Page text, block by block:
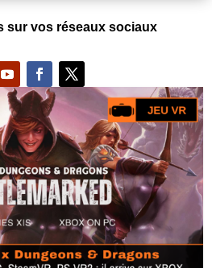
sur vos réseaux sociaux